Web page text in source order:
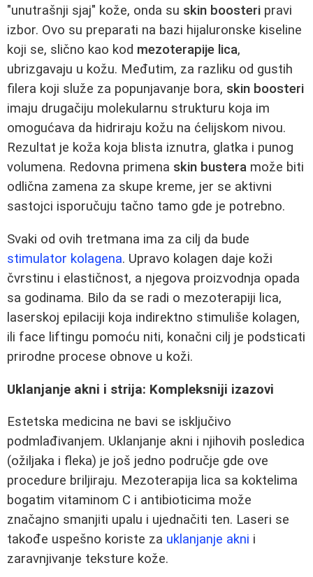
"unutrašnji sjaj" kože, onda su skin boosteri pravi
izbor. Ovo su preparati na bazi hijaluronske kiseline
koji se, slično kao kod mezoterapije lica,
ubrizgavaju u kožu. Međutim, za razliku od gustih
filera koji služe za popunjavanje bora, skin boosteri
imaju drugačiju molekularnu strukturu koja im
omogućava da hidriraju kožu na ćelijskom nivou.
Rezultat je koža koja blista iznutra, glatka i punog
volumena. Redovna primena skin bustera može biti
odlična zamena za skupe kreme, jer se aktivni
sastojci isporučuju tačno tamo gde je potrebno.
Svaki od ovih tretmana ima za cilj da bude
stimulator kolagena. Upravo kolagen daje koži
čvrstinu i elastičnost, a njegova proizvodnja opada
sa godinama. Bilo da se radi o mezoterapiji lica,
laserskoj epilaciji koja indirektno stimuliše kolagen,
ili face liftingu pomoću niti, konačni cilj je podsticati
prirodne procese obnove u koži.
Uklanjanje akni i strija: Kompleksniji izazovi
Estetska medicina ne bavi se isključivo
podmlađivanjem. Uklanjanje akni i njihovih posledica
(ožiljaka i fleka) je još jedno područje gde ove
procedure briljiraju. Mezoterapija lica sa koktelima
bogatim vitaminom C i antibioticima može
značajno smanjiti upalu i ujednačiti ten. Laseri se
takođe uspešno koriste za uklanjanje akni i
zaravnjivanje teksture kože.